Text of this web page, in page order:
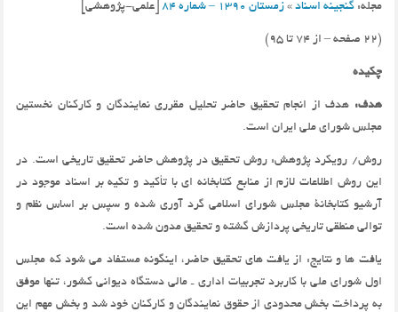
مجله: گنجینه اسناد » زمستان 1390 – شماره 84 [علمی-پژوهشی
(22 صفحه – از 74 تا 95)
چکیده
هدف: هدف از انجام تحقیق حاضر تحلیل مقرری نمایندگان و کارکنان نخستین
مجلس شورای ملی ایران است.
روش/ رویکرد پژوهش: روش تحقیق در پژوهش حاضر تحقیق تاریخی است. در
این روش اطلاعات لازم از منابع کتابخانه ای با تأکید و تکیه بر اسناد موجود در
آرشیو کتابخانۀ مجلس شورای اسلامی گرد آوری شده و سپس بر اساس نظم و
توالی منطقی تاریخی پردازش گشته و تحقیق مدون شده است.
یافت ها و نتایج: از یافت های تحقیق حاضر، اینگونه مستفاد می شود که مجلس
اول شورای ملی با کاربرد تجربیات اداری ـ مالی دستگاه دیوانی کشور، تنها موفق
به پرداخت بخش محدودی از حقوق نمایندگان و کارکنان خود شد و بخش مهم این